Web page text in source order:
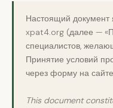
Настоящий документ
xpat4.org (далее —
специалистов,
Принятие условий
через форму на
This document